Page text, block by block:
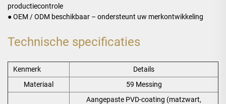
productiecontrole
● OEM / ODM beschikbaar – ondersteunt uw merkontwikkeling
Technische specificaties
Kenmerk
Details
Materiaal
59 Messing
Aangepaste PVD-coating (matzwart,